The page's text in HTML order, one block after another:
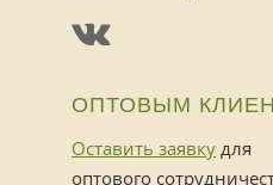
ОПТОВЫМ
Оставить заявку для
оптового